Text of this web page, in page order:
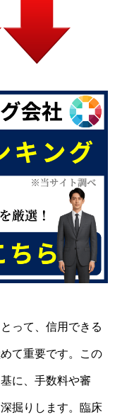
って、信用できる
て重要です。この
に、手数料や審
掘りします。臨床